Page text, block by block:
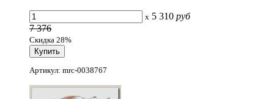
x 5 310 руб
7 376
Скидка 28%
Артикул: mrc-0038767